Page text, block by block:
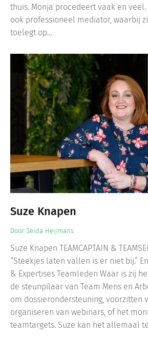
thuis. Monja procedeert vaak en veel.
ook professioneel mediator, waarbij
toelegt op…
Suze Knapen
Door Seida Heijmans
Suze Knapen TEAMCAPTAIN &
“Steekjes laten vallen is er niet bij.“
& Expertises Teamleden Waar is zij
de steunpilaar van Team Mens en
om dossierondersteuning, voorzitten
organiseren van webinars, of het
teamtargets. Suze kan het allemaal